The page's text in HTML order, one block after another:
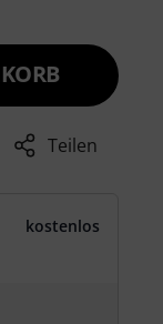
Teilen
kostenlos